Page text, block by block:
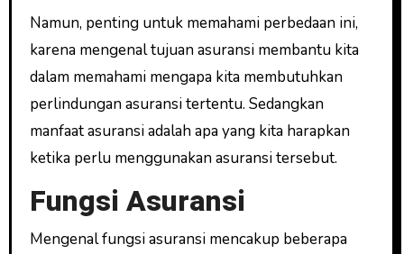
Namun, penting untuk memahami perbedaan ini,
karena mengenal tujuan asuransi membantu kita
dalam memahami mengapa kita membutuhkan
perlindungan asuransi tertentu. Sedangkan
manfaat asuransi adalah apa yang kita harapkan
ketika perlu menggunakan asuransi tersebut.
Fungsi Asuransi
Mengenal fungsi asuransi mencakup beberapa